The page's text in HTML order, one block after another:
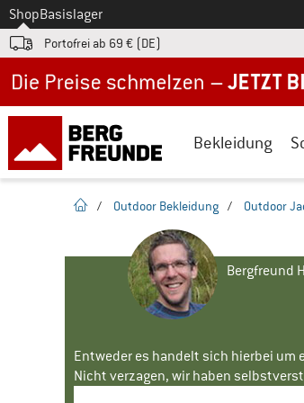
Zum
ShopBasislager
Portofrei ab 69 € (DE)
Bekleidung
Startseite
/ Outdoor Bekleidung / Outdoor
Bergfreund
Entweder es handelt sich hierbei um
Nicht verzagen, wir haben